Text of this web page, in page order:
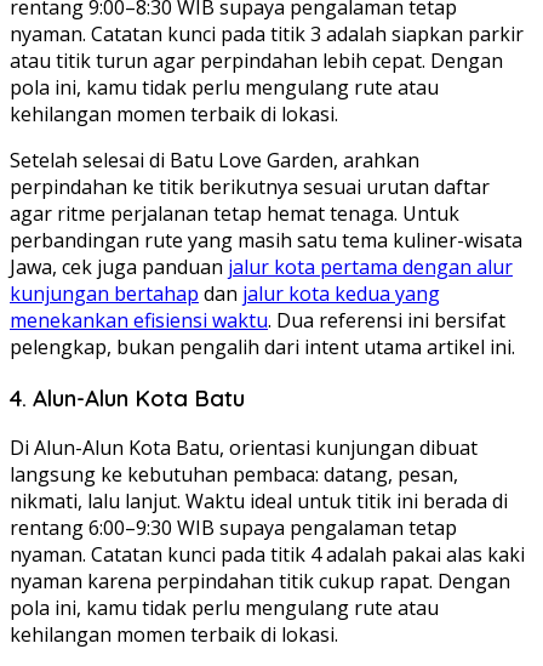
rentang 9:00–8:30 WIB supaya pengalaman tetap
nyaman. Catatan kunci pada titik 3 adalah siapkan parkir
atau titik turun agar perpindahan lebih cepat. Dengan
pola ini, kamu tidak perlu mengulang rute atau
kehilangan momen terbaik di lokasi.
Setelah selesai di Batu Love Garden, arahkan
perpindahan ke titik berikutnya sesuai urutan daftar
agar ritme perjalanan tetap hemat tenaga. Untuk
perbandingan rute yang masih satu tema kuliner-wisata
Jawa, cek juga panduan jalur kota pertama dengan alur
kunjungan bertahap dan jalur kota kedua yang
menekankan efisiensi waktu. Dua referensi ini bersifat
pelengkap, bukan pengalih dari intent utama artikel ini.
4. Alun-Alun Kota Batu
Di Alun-Alun Kota Batu, orientasi kunjungan dibuat
langsung ke kebutuhan pembaca: datang, pesan,
nikmati, lalu lanjut. Waktu ideal untuk titik ini berada di
rentang 6:00–9:30 WIB supaya pengalaman tetap
nyaman. Catatan kunci pada titik 4 adalah pakai alas kaki
nyaman karena perpindahan titik cukup rapat. Dengan
pola ini, kamu tidak perlu mengulang rute atau
kehilangan momen terbaik di lokasi.